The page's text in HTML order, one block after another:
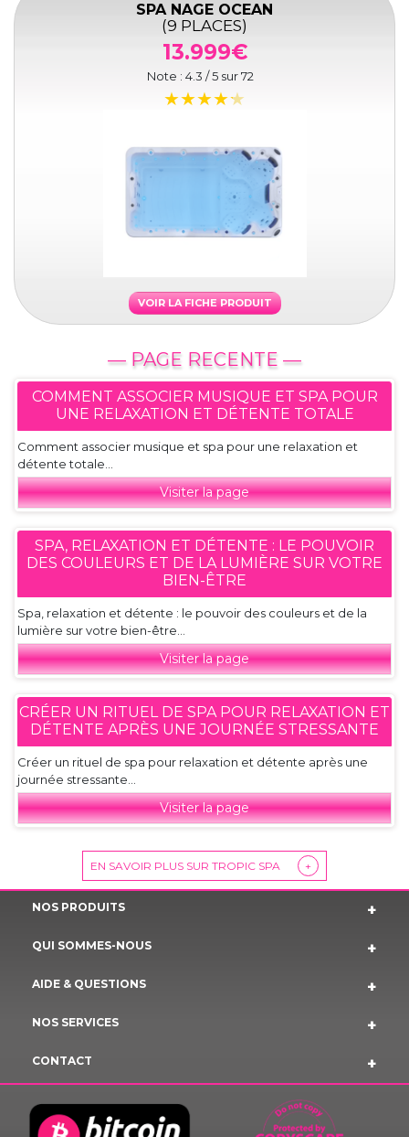
SPA NAGE OCEAN
(9 PLACES)
13.999€
Note : 4.3 / 5 sur72
VOIR LA FICHE PRODUIT
— PAGE RECENTE —
COMMENT ASSOCIER MUSIQUE ET SPA POUR
UNE RELAXATION ET DÉTENTE TOTALE
Comment associer musique et spa pour une relaxation et
détente totale...
Visiter la page
SPA, RELAXATION ET DÉTENTE : LE POUVOIR
DES COULEURS ET DE LA LUMIÈRE SUR VOTRE
BIEN-ÊTRE
Spa, relaxation et détente : le pouvoir des couleurs et de la
lumière sur votre bien-être...
Visiter la page
CRÉER UN RITUEL DE SPA POUR RELAXATION ET
DÉTENTE APRÈS UNE JOURNÉE STRESSANTE
Créer un rituel de spa pour relaxation et détente après une
journée stressante...
Visiter la page
EN SAVOIR PLUS SUR TROPIC SPA +
NOS PRODUITS
QUI SOMMES-NOUS
AIDE & QUESTIONS
NOS SERVICES
CONTACT